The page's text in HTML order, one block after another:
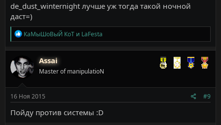
de_dust_winternight лучше уж тогда такой ночной
даст=)
Р
е
а
к
ц
и
и
КаМыШоВыЙ КоТ и LaFesta
Assai
Master of manipulatioN
16 Ноя 2015 #9
Пойду против системы :D